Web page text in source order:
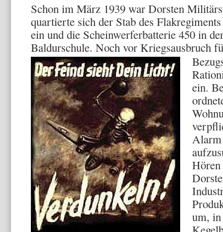
Schon im März 1939 war Dorsten
quartierte sich der Stab des
ein und die Scheinwerferbatterie 450 in
Baldurschule. Noch vor Kriegsausbruch
ein.
Hören
um, in